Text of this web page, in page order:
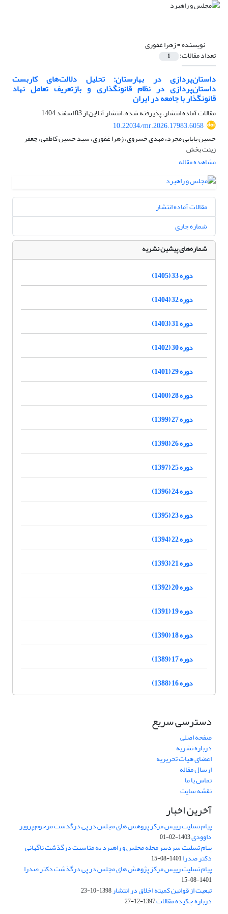
نویسنده =زهرا غفوری
تعداد مقالات: 1
داستان‌پردازی در بهارستان: تحلیل دلالت‌های کاربست
داستان‌پردازی در نظام قانونگذاری و بازتعریف تعامل نهاد
قانونگذار با جامعه در ایران
مقالات آماده انتشار، پذیرفته شده، انتشار آنلاین از03 اسفند 1404
10.22034/mr.2026.17983.6058
حسین بابایی مجرد، مهدی خسروی، زهرا غفوری، سید حسین کاظمی، جعفر
زینت بخش
مشاهده مقاله
مقالات آماده انتشار
شماره جاری
شماره‌های پیشین نشریه
دوره 33 (1405)
دوره 32 (1404)
دوره 31 (1403)
دوره 30 (1402)
دوره 29 (1401)
دوره 28 (1400)
دوره 27 (1399)
دوره 26 (1398)
دوره 25 (1397)
دوره 24 (1396)
دوره 23 (1395)
دوره 22 (1394)
دوره 21 (1393)
دوره 20 (1392)
دوره 19 (1391)
دوره 18 (1390)
دوره 17 (1389)
دوره 16 (1388)
دسترسی سریع
صفحه اصلی
درباره نشریه
اعضای هیات تحریریه
ارسال مقاله
تماس با ما
نقشه سایت
آخرین اخبار
پیام تسلیت رییس مرکز پژوهش های مجلس در پی درگذشت مرحوم پرویز
داوودی1403-02-01
پیام تسلیت سردبیر مجله مجلس و راهبرد به مناسبت درگذشت ناگهانی
دکتر صدرا1401-08-15
پیام تسلیت رییس مرکز پژوهش های مجلس در پی درگذشت دکتر صدرا
1401-08-15
تبعیت از قوانین کمیته اخلاق در انتشار1398-10-23
درباره چکیده مقالات1397-12-27